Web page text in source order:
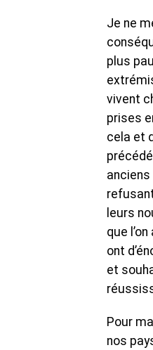
Je ne
plus
vivent
prises
cela et
leurs
que
ont
et
Pour
nos